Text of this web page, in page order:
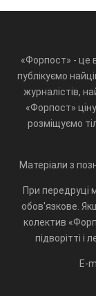
«Форпост» - це
публікуємо
журналістів,
«Форпост»
розміщуємо
Матеріали з
При передруці
обов'язкове.
колектив
підворітті
E-